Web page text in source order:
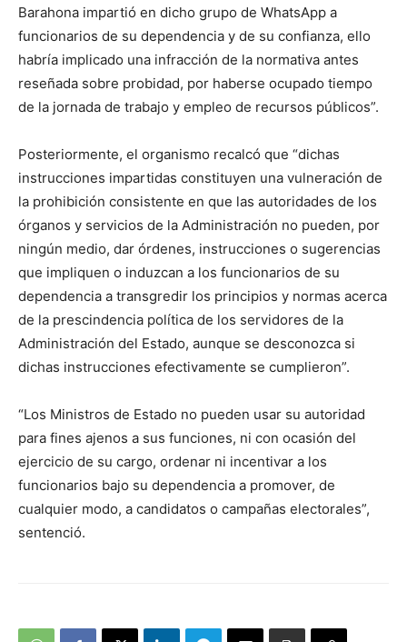
Barahona impartió en dicho grupo de WhatsApp a
funcionarios de su dependencia y de su confianza, ello
habría implicado una infracción de la normativa antes
reseñada sobre probidad, por haberse ocupado tiempo
de la jornada de trabajo y empleo de recursos públicos”.
Posteriormente, el organismo recalcó que “dichas
instrucciones impartidas constituyen una vulneración de
la prohibición consistente en que las autoridades de los
órganos y servicios de la Administración no pueden, por
ningún medio, dar órdenes, instrucciones o sugerencias
que impliquen o induzcan a los funcionarios de su
dependencia a transgredir los principios y normas acerca
de la prescindencia política de los servidores de la
Administración del Estado, aunque se desconozca si
dichas instrucciones efectivamente se cumplieron”.
“Los Ministros de Estado no pueden usar su autoridad
para fines ajenos a sus funciones, ni con ocasión del
ejercicio de su cargo, ordenar ni incentivar a los
funcionarios bajo su dependencia a promover, de
cualquier modo, a candidatos o campañas electorales”,
sentenció.